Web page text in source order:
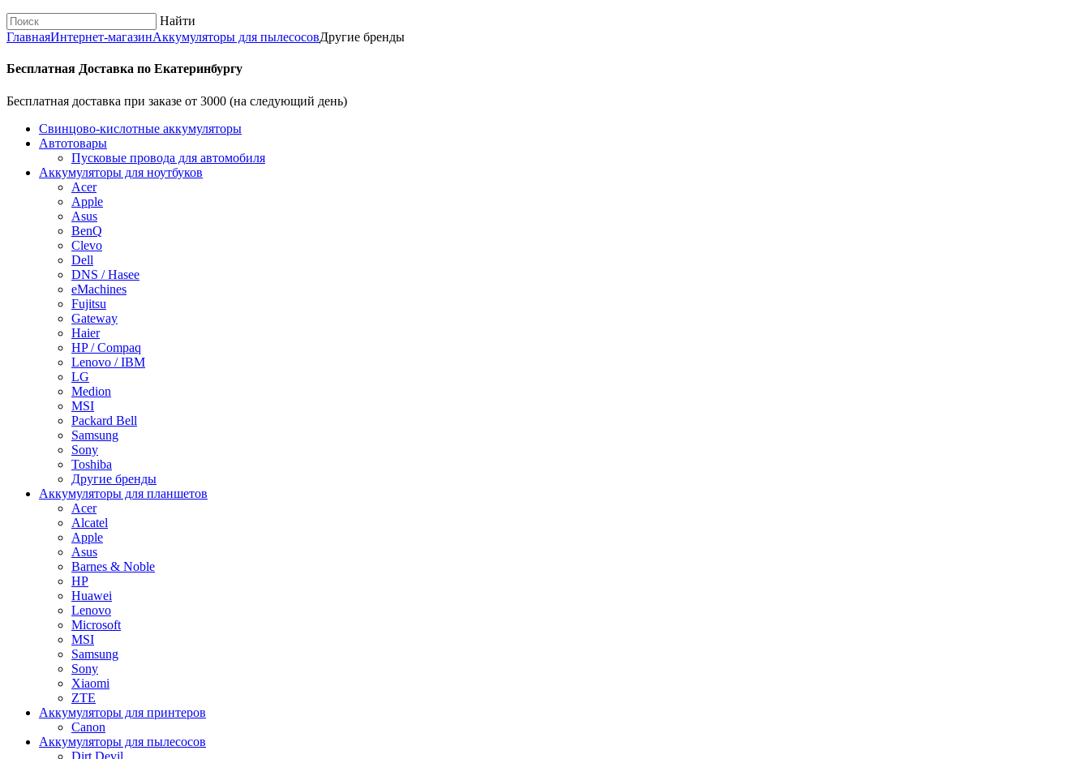
Найти
ГлавнаяИнтернет-магазинАккумуляторы для пылесосовДругие бренды
Бесплатная Доставка по Екатеринбургу
Бесплатная доставка при заказе от 3000 (на следующий день)
Cвинцово-кислотные аккумуляторы
Автотовары
Пусковые провода для автомобиля
Аккумуляторы для ноутбуков
Acer
Apple
Asus
BenQ
Clevo
Dell
DNS / Hasee
eMachines
Fujitsu
Gateway
Haier
HP / Compaq
Lenovo / IBM
LG
Medion
MSI
Packard Bell
Samsung
Sony
Toshiba
Другие бренды
Аккумуляторы для планшетов
Acer
Alcatel
Apple
Asus
Barnes & Noble
HP
Huawei
Lenovo
Microsoft
MSI
Samsung
Sony
Xiaomi
ZTE
Аккумуляторы для принтеров
Canon
Аккумуляторы для пылесосов
Dirt Devil